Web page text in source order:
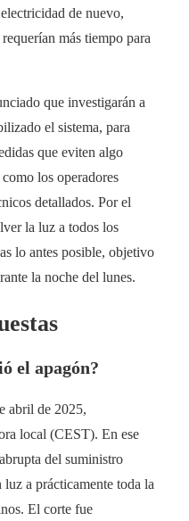
de nuevo,
más tiempo para
que investigarán a
el sistema, para
que eviten algo
los operadores
detallados. Por el
la luz a todos los
lo antes posible, objetivo
la noche del lunes.
el apagón?
abril de 2025,
local (CEST). En ese
del suministro
a prácticamente toda la
El corte fue